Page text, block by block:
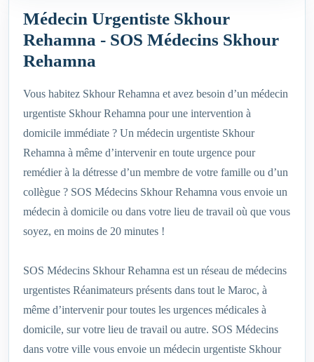
Médecin Urgentiste Skhour
Rehamna - SOS Médecins Skhour
Rehamna
Vous habitez Skhour Rehamna et avez besoin d’un médecin
urgentiste Skhour Rehamna pour une intervention à
domicile immédiate ? Un médecin urgentiste Skhour
Rehamna à même d’intervenir en toute urgence pour
remédier à la détresse d’un membre de votre famille ou d’un
collègue ? SOS Médecins Skhour Rehamna vous envoie un
médecin à domicile ou dans votre lieu de travail où que vous
soyez, en moins de 20 minutes !
SOS Médecins Skhour Rehamna est un réseau de médecins
urgentistes Réanimateurs présents dans tout le Maroc, à
même d’intervenir pour toutes les urgences médicales à
domicile, sur votre lieu de travail ou autre. SOS Médecins
dans votre ville vous envoie un médecin urgentiste Skhour